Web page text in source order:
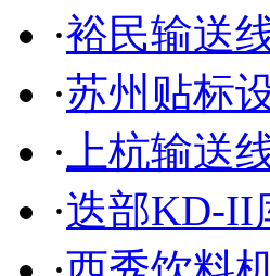
·裕民输送
·苏州贴标
· 上杭输送
·迭部KD-II